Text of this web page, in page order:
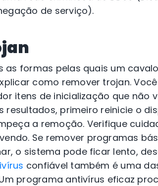
de serviço).
as formas pelas quais um
como remover trojan.
itens de inicialização que não
resultados, primeiro reinicie o
a remoção. Verifique
Se remover programas
o sistema pode ficar lento,
confiável também é uma
programa antivírus eficaz